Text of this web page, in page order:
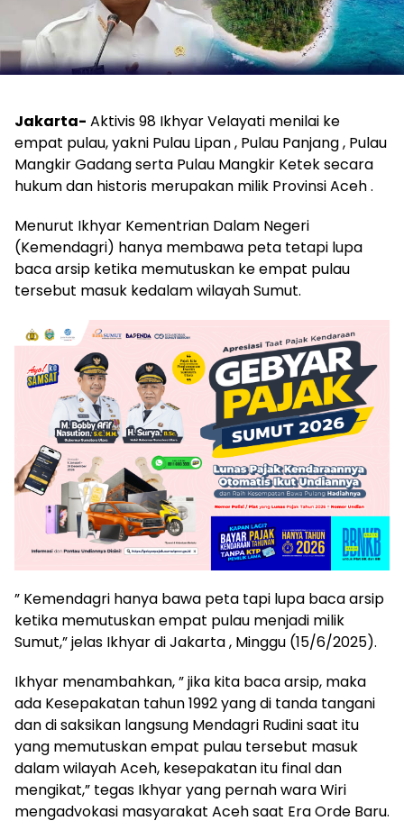
Jakarta- Aktivis 98 Ikhyar Velayati menilai ke
empat pulau, yakni Pulau Lipan , Pulau Panjang , Pulau
Mangkir Gadang serta Pulau Mangkir Ketek secara
hukum dan historis merupakan milik Provinsi Aceh .
Menurut Ikhyar Kementrian Dalam Negeri
(Kemendagri) hanya membawa peta tetapi lupa
baca arsip ketika memutuskan ke empat pulau
tersebut masuk kedalam wilayah Sumut.
” Kemendagri hanya bawa peta tapi lupa baca arsip
ketika memutuskan empat pulau menjadi milik
Sumut,” jelas Ikhyar di Jakarta , Minggu (15/6/2025).
Ikhyar menambahkan, ” jika kita baca arsip, maka
ada Kesepakatan tahun 1992 yang di tanda tangani
dan di saksikan langsung Mendagri Rudini saat itu
yang memutuskan empat pulau tersebut masuk
dalam wilayah Aceh, kesepakatan itu final dan
mengikat,” tegas Ikhyar yang pernah wara Wiri
mengadvokasi masyarakat Aceh saat Era Orde Baru.